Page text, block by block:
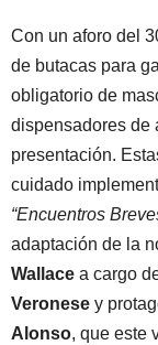
Con un aforo del
de butacas para
obligatorio de
dispensadores de
presentación.
cuidado
“Encuentros
adaptación de la
Wallace a cargo
Veronese y
Alonso, que este